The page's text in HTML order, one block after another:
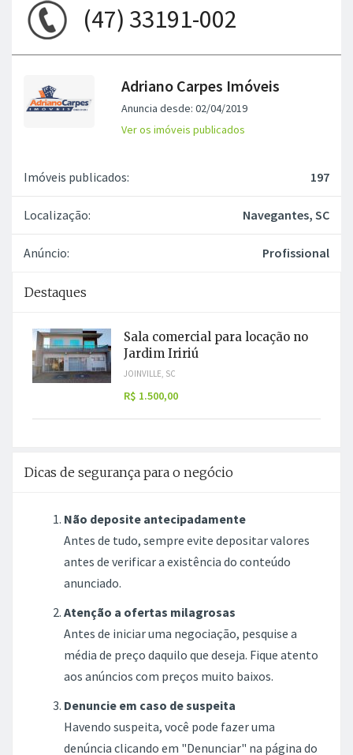
(47) 33191-002
Adriano Carpes Imóveis
Anuncia desde: 02/04/2019
Ver os imóveis publicados
Imóveis publicados: 197
Localização: Navegantes, SC
Anúncio: Profissional
Destaques
Sala comercial para locação no
Jardim Iririú
JOINVILLE, SC
R$ 1.500,00
Dicas de segurança para o negócio
Não deposite antecipadamente
Antes de tudo, sempre evite depositar valores
antes de verificar a existência do conteúdo
anunciado.
Atenção a ofertas milagrosas
Antes de iniciar uma negociação, pesquise a
média de preço daquilo que deseja. Fique atento
aos anúncios com preços muito baixos.
Denuncie em caso de suspeita
Havendo suspeita, você pode fazer uma
denúncia clicando em "Denunciar" na página do